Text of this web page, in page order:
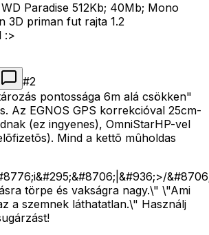
Paradise 512Kb; 40Mb; Mono
3D priman fut rajta 1.2
:>
#2
pontossága 6m alá csökken"
Az EGNOS GPS korrekcióval 25cm-
(ez ingyenes), OmniStarHP-vel
Mind a kettõ mûholdas
törpe és vakságra nagy.\" \"Ami
a szemnek láthatatlan.\" Használj